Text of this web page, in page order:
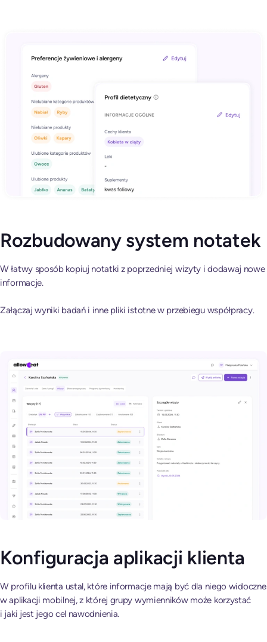
Rozbudowany system notatek
W łatwy sposób kopiuj notatki z poprzedniej wizyty i dodawaj nowe
informacje.
Załączaj wyniki badań i inne pliki istotne w przebiegu współpracy.
Konfiguracja aplikacji klienta
W profilu klienta ustal, które informacje mają być dla niego widoczne
w aplikacji mobilnej, z której grupy wymienników może korzystać
i jaki jest jego cel nawodnienia.